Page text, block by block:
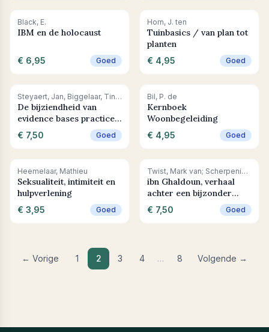
+ In winkelwagen
Black, E.
IBM en de holocaust
€ 6,95 Goed
+ In winkelwagen
Horn, J. ten
Tuinbasics / van plan tot
planten
€ 4,95 Goed
+ In winkelwagen Steyaert, Jan, Biggelaar, Tineke van den, Peels, Johan
De bijziendheid van
evidence bases practice
/ beroepsinnovatie in de
sociale sector
€ 7,50 Goed
+ In winkelwagen
Bil, P. de
Kernboek
Woonbegeleiding
€ 4,95 Goed
+ In winkelwagen
Heemelaar, Mathieu
Seksualiteit, intimiteit en
hulpverlening
€ 3,95 Goed
+ In winkelwagen Twist, Mark van; Scherpenisse, Jorren; Chin-A-Fat, Nancy; Steen, Martijn van der
ibn Ghaldoun, verhaal
achter een bijzonder
inspectiebezoek
€ 7,50 Goed
← Vorige 1 2 3 4 … 8 Volgende →